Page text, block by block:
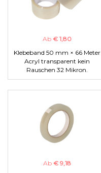
Ab € 1,80
Klebeband 50 mm × 66 Meter
Acryl transparent kein
Rauschen 32 Mikron.
Ab € 9,18